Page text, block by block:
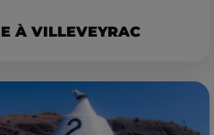
À VILLEVEYRAC